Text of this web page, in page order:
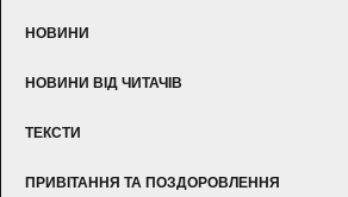
НОВИНИ
НОВИНИ ВІД ЧИТАЧІВ
ТЕКСТИ
ПРИВІТАННЯ ТА ПОЗДОРОВЛЕННЯ